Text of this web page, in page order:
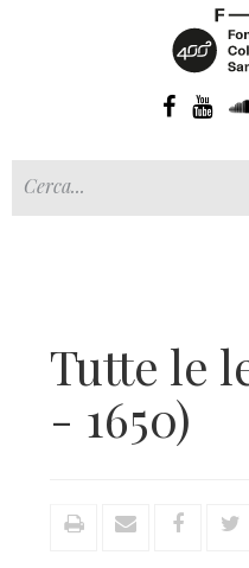
Tutte le
- 1650)